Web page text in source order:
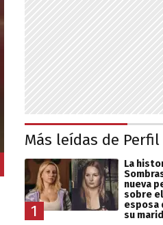
Más leídas de Perfil
1
La
nueva
sobre
esposa
su